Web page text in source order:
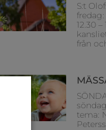
S:t
12.30
från
tema: